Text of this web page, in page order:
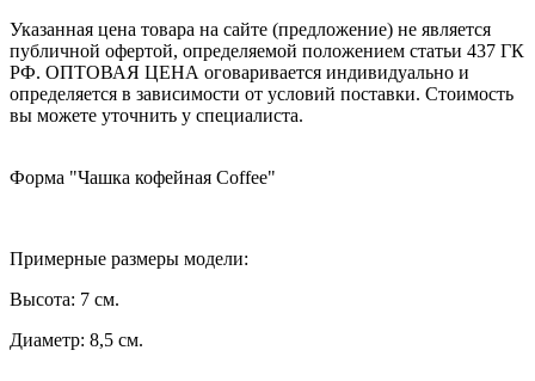
Указанная цена товара на сайте (предложение) не является
публичной офертой, определяемой положением статьи 437 ГК
РФ. ОПТОВАЯ ЦЕНА оговаривается индивидуально и
определяется в зависимости от условий поставки. Стоимость
вы можете уточнить у специалиста.
Форма "Чашка кофейная Coffee"
Примерные размеры модели:
Высота: 7 см.
Диаметр: 8,5 см.